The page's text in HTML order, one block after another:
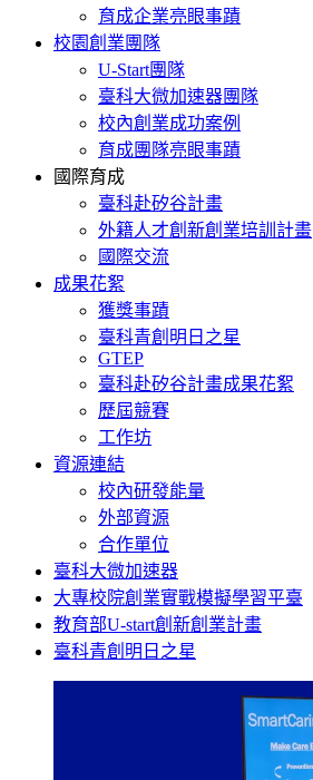
育成企業亮眼事蹟
校園創業團隊
U-Start團隊
臺科大微加速器團隊
校內創業成功案例
育成團隊亮眼事蹟
國際育成
臺科赴矽谷計畫
外籍人才創新創業培訓計畫
國際交流
成果花絮
獲獎事蹟
臺科青創明日之星
GTEP
臺科赴矽谷計畫成果花絮
歷屆競賽
工作坊
資源連結
校內研發能量
外部資源
合作單位
臺科大微加速器
大專校院創業實戰模擬學習平臺
教育部U-start創新創業計畫
臺科青創明日之星